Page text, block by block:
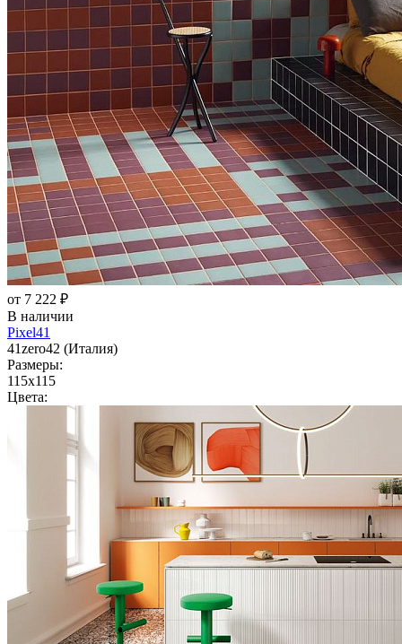
от 7 222 ₽
В наличии
Pixel41
41zero42 (Италия)
Размеры:
115x115
Цвета: